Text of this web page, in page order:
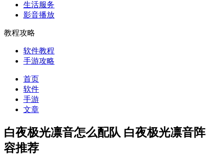
生活服务
影音播放
教程攻略
软件教程
手游攻略
首页
软件
手游
文章
白夜极光凛音怎么配队 白夜极光凛音阵
容推荐